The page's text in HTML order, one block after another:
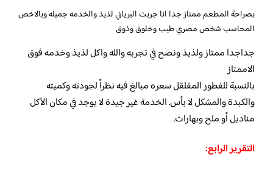
بصراحة المطعم ممتاز جدا انا جربت البرياني لذيذ والخدمه جميله وبالاخص
المحاسب شخص مصري طيب وخلوق وذوق
جداجدا ممتاز ولذيذ ونصح في تجربه والله واكل لذيذ وخدمه فوق
الاممتاز
بالنسبة للفطور المقلقل سعره مبالغ فيه نظراً لجودته وكميته
والكبدة والمشكل لا بأس. الخدمة غير جيدة لا يوجد في مكان الأكل
مناديل أو ملح وبهارات.
التقرير الرابع: